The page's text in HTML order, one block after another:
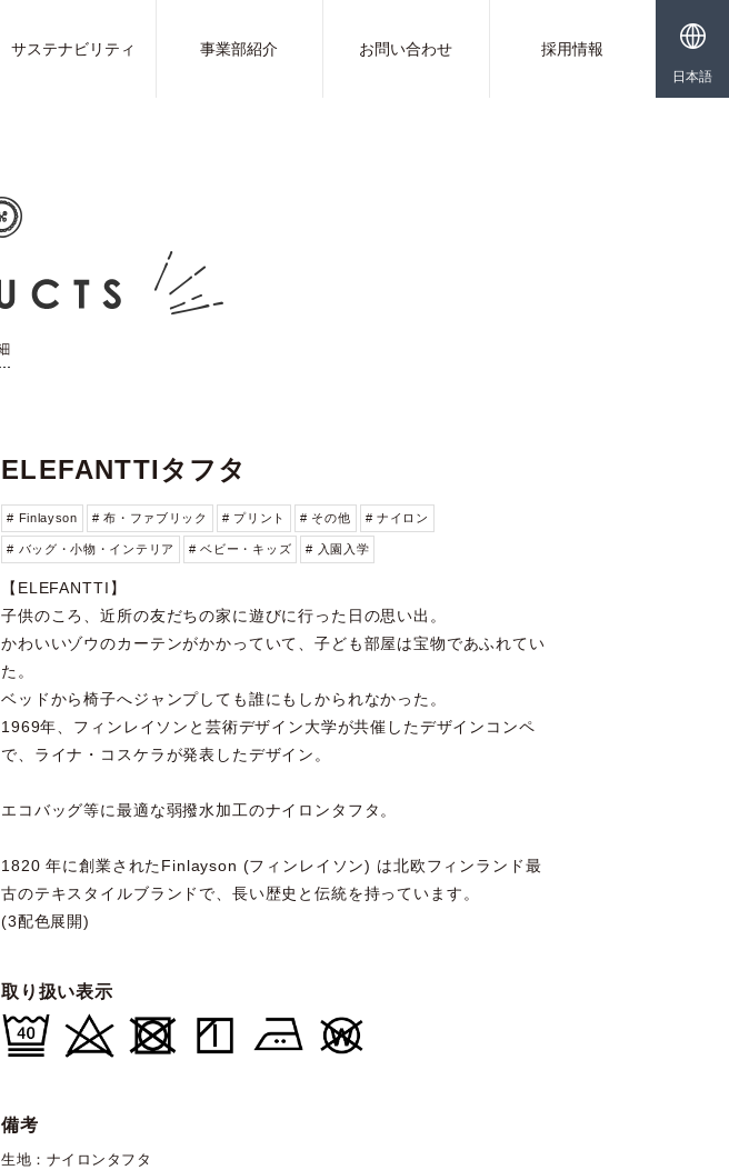
サステナビリティ 事業部紹介 お問い合わせ 採用情報
日本語
ELEFANTTIタフタ
# Finlayson # 布・ファブリック # プリント # その他 # ナイロン
# バッグ・小物・インテリア # ベビー・キッズ # 入園入学
【ELEFANTTI】
子供のころ、近所の友だちの家に遊びに行った日の思い出。
かわいいゾウのカーテンがかかっていて、子ども部屋は宝物であふれてい
た。
ベッドから椅子へジャンプしても誰にもしかられなかった。
1969年、フィンレイソンと芸術デザイン大学が共催したデザインコンペ
で、ライナ・コスケラが発表したデザイン。
エコバッグ等に最適な弱撥水加工のナイロンタフタ。
1820 年に創業されたFinlayson (フィンレイソン) は北欧フィンランド最
古のテキスタイルブランドで、長い歴史と伝統を持っています。
(3配色展開)
取り扱い表示
備考
生地：ナイロンタフタ